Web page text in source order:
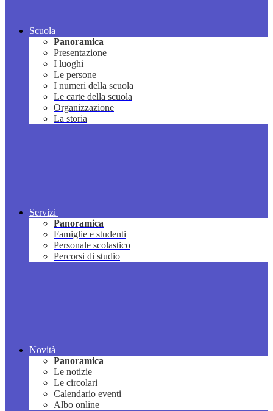
Scuola
Panoramica
Presentazione
I luoghi
Le persone
I numeri della scuola
Le carte della scuola
Organizzazione
La storia
Servizi
Panoramica
Famiglie e studenti
Personale scolastico
Percorsi di studio
Novità
Panoramica
Le notizie
Le circolari
Calendario eventi
Albo online